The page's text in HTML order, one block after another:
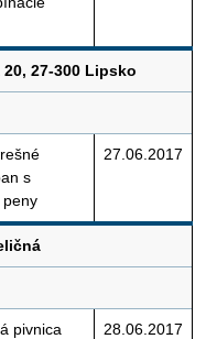
20, 27-300 Lipsko
s
peny
27.06.2017
pivnica 28.06.2017